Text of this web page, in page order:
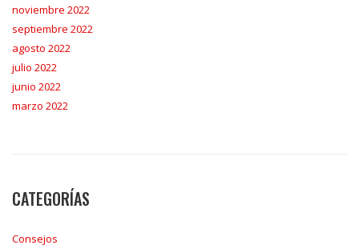
noviembre 2022
septiembre 2022
agosto 2022
julio 2022
junio 2022
marzo 2022
CATEGORÍAS
Consejos